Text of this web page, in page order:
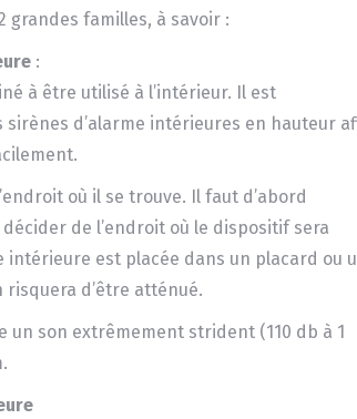
grandes familles, à savoir :
:
à être utilisé à l’intérieur. Il est
sirènes d’alarme intérieures en hauteur
où il se trouve. Il faut d’abord
de l’endroit où le dispositif sera
intérieure est placée dans un placard ou
d’être atténué.
un son extrêmement strident (110 db à 1